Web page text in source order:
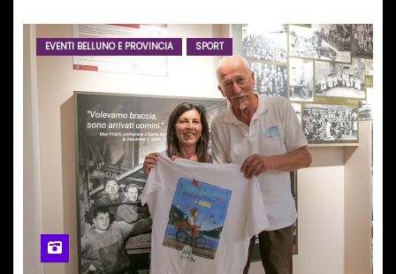
EVENTI BELLUNO E PROVINCIA SPORT